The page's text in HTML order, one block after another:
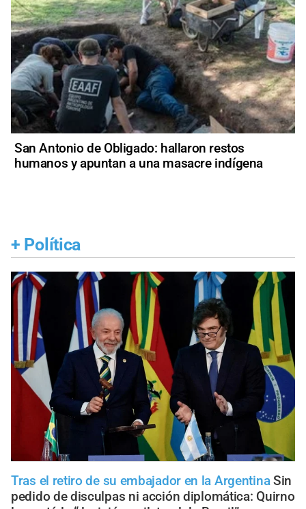
San Antonio de Obligado: hallaron restos
humanos y apuntan a una masacre indígena
+ Política
Tras el retiro de su embajador en la Argentina Sin
pedido de disculpas ni acción diplomática: Quirno